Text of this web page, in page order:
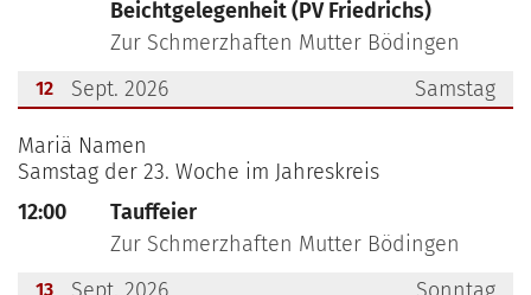
Beichtgelegenheit (PV Friedrichs)
Zur Schmerzhaften Mutter Bödingen
Samstag
12
Sept. 2026
???msg.page.sr.date??? 12. September 2026
Mariä Namen
Samstag der 23. Woche im Jahreskreis
12:00
Tauffeier
Zur Schmerzhaften Mutter Bödingen
13